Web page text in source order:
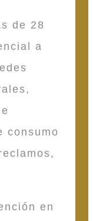
de 28
a
consumo
en